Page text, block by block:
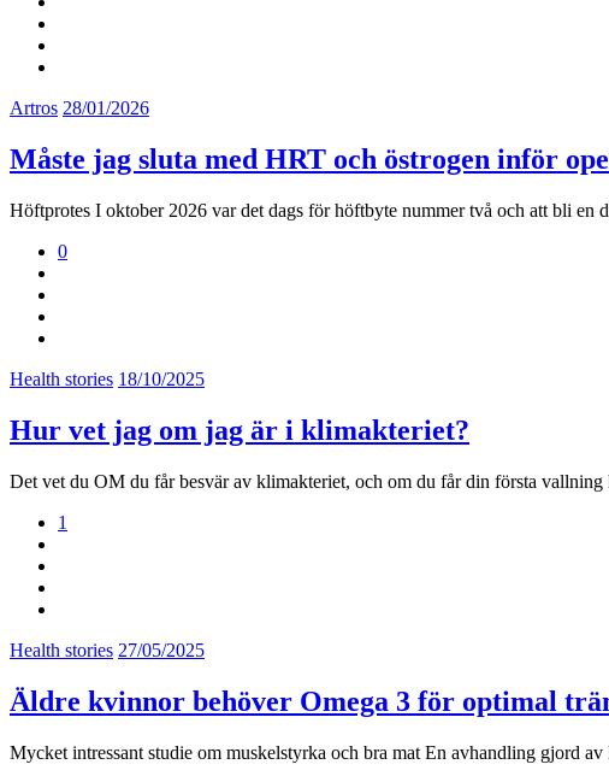
Artros 28/01/2026
Måste jag sluta med HRT och östrogen inför
Höftprotes I oktober 2026 var det dags för höftbyte nummer två och att bli
0
Health stories 18/10/2025
Hur vet jag om jag är i klimakteriet?
Det vet du OM du får besvär av klimakteriet, och om du får din första
1
Health stories 27/05/2025
Äldre kvinnor behöver Omega 3 för optimal
Mycket intressant studie om muskelstyrka och bra mat En avhandling gjord